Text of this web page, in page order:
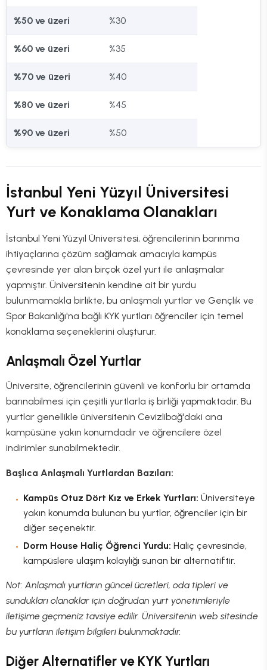
%50 ve üzeri %30
%60 ve üzeri %35
%70 ve üzeri %40
%80 ve üzeri %45
%90 ve üzeri %50
İstanbul Yeni Yüzyıl Üniversitesi
Yurt ve Konaklama Olanakları
İstanbul Yeni Yüzyıl Üniversitesi, öğrencilerinin barınma
ihtiyaçlarına çözüm sağlamak amacıyla kampüs
çevresinde yer alan birçok özel yurt ile anlaşmalar
yapmıştır. Üniversitenin kendine ait bir yurdu
bulunmamakla birlikte, bu anlaşmalı yurtlar ve Gençlik ve
Spor Bakanlığı'na bağlı KYK yurtları öğrenciler için temel
konaklama seçeneklerini oluşturur.
Anlaşmalı Özel Yurtlar
Üniversite, öğrencilerinin güvenli ve konforlu bir ortamda
barınabilmesi için çeşitli yurtlarla iş birliği yapmaktadır. Bu
yurtlar genellikle üniversitenin Cevizlibağ'daki ana
kampüsüne yakın konumdadır ve öğrencilere özel
indirimler sunabilmektedir.
Başlıca Anlaşmalı Yurtlardan Bazıları:
Kampüs Otuz Dört Kız ve Erkek Yurtları: Üniversiteye
yakın konumda bulunan bu yurtlar, öğrenciler için bir
diğer seçenektir.
Dorm House Haliç Öğrenci Yurdu: Haliç çevresinde,
kampüslere ulaşım kolaylığı sunan bir alternatiftir.
Not: Anlaşmalı yurtların güncel ücretleri, oda tipleri ve
sundukları olanaklar için doğrudan yurt yönetimleriyle
iletişime geçmeniz tavsiye edilir. Üniversitenin web sitesinde
bu yurtların iletişim bilgileri bulunmaktadır.
Diğer Alternatifler ve KYK Yurtları